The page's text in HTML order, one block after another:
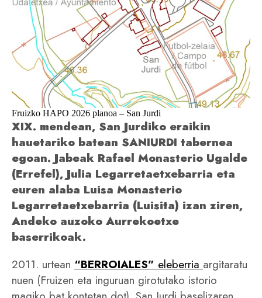
Fruizko HAPO 2026 planoa – San Jurdi
XIX. mendean, San Jurdiko eraikin
hauetariko batean SANIURDI tabernea
egoan. Jabeak Rafael Monasterio Ugalde
(Errefel), Julia Legarretaetxebarria eta
euren alaba Luisa Monasterio
Legarretaetxebarria (Luisita) izan ziren,
Andeko auzoko Aurrekoetxe
baserrikoak.
2011. urtean “BERROIALES” eleberria argitaratu
nuen (Fruizen eta inguruan girotutako istorio